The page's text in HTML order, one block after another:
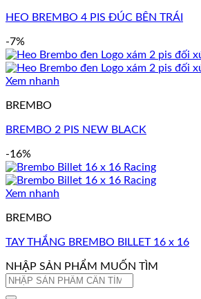
HEO BREMBO 4 PIS ĐÚC BÊN TRÁI
-7%
Xem nhanh
BREMBO
BREMBO 2 PIS NEW BLACK
-16%
Xem nhanh
BREMBO
TAY THẮNG BREMBO BILLET 16 x 16
NHẬP SẢN PHẨM MUỐN TÌM
Tìm